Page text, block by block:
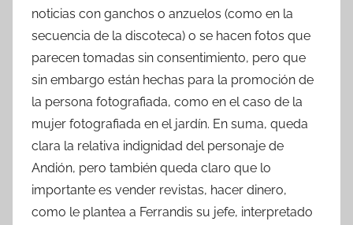
noticias con ganchos o anzuelos (como en la
secuencia de la discoteca) o se hacen fotos que
parecen tomadas sin consentimiento, pero que
sin embargo están hechas para la promoción de
la persona fotografiada, como en el caso de la
mujer fotografiada en el jardín. En suma, queda
clara la relativa indignidad del personaje de
Andión, pero también queda claro que lo
importante es vender revistas, hacer dinero,
como le plantea a Ferrandis su jefe, interpretado